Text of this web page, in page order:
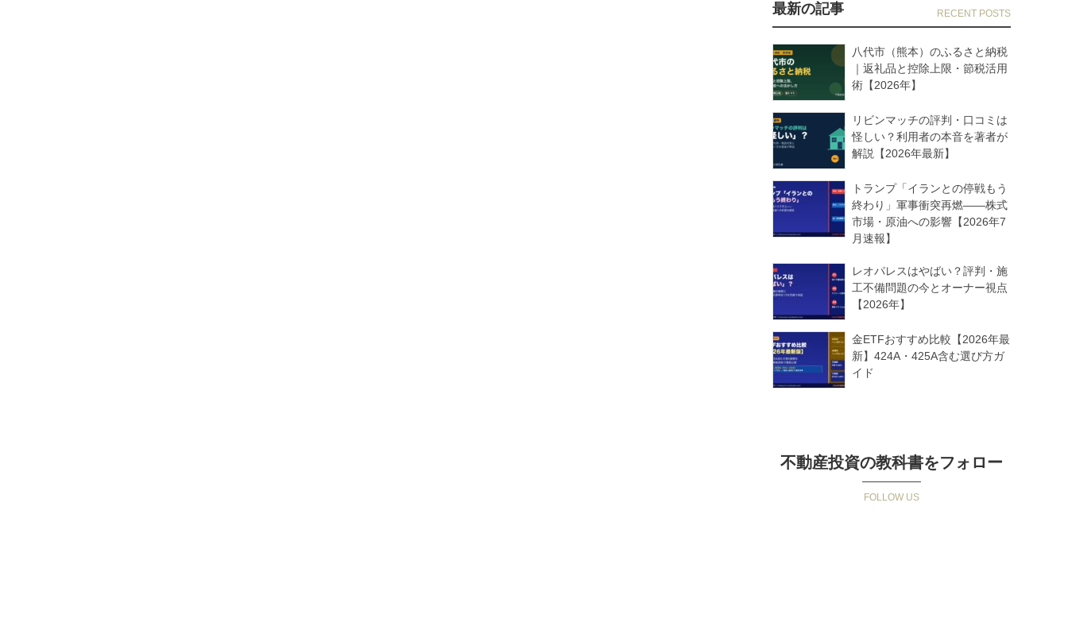
最新の記事
八代市（熊本）のふるさと納税
｜返礼品と控除上限・節税活用
術【2026年】
リビンマッチの評判・口コミは
怪しい？利用者の本音を著者が
解説【2026年最新】
トランプ「イランとの停戦もう
終わり」軍事衝突再燃——株式
市場・原油への影響【2026年7
月速報】
レオパレスはやばい？評判・施
工不備問題の今とオーナー視点
【2026年】
金ETFおすすめ比較【2026年最
新】424A・425A含む選び方ガ
イド
不動産投資の教科書をフォロー